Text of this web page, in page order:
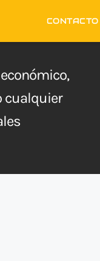
CONTACTO
cualquier